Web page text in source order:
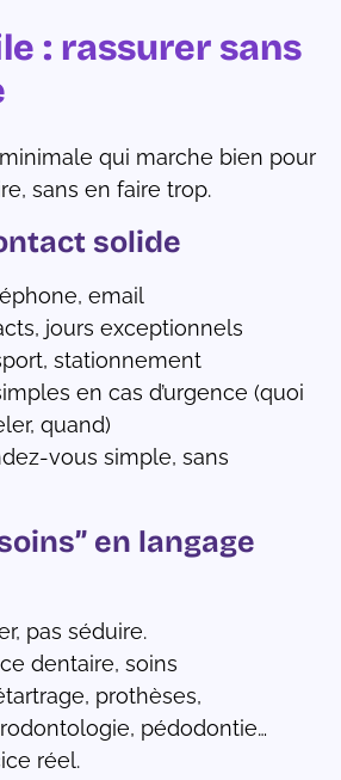
: rassurer sans
qui marche bien pour
sans en faire trop.
solide
email
jours exceptionnels
stationnement
en cas d’urgence (quoi
quand)
vous simple, sans
en langage
pas séduire.
dentaire, soins
prothèses,
pédodontie…
réel.